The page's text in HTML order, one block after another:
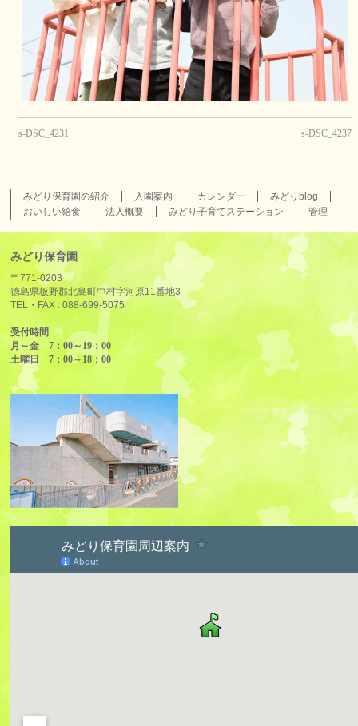
s-DSC_4231 s-DSC_4237
みどり保育園の紹介 入園案内 カレンダー
みどりblog
おいしい給食
法人概要 みどり子育てステーション 管理
みどり保育園
〒771-0203
徳島県板野郡北島町中村字河原11番地3
TEL・FAX :088-699-5075
受付時間
月～金 7：00～19：00
土曜日 7：00～18：00